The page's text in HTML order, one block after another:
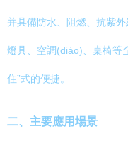
并具備防水、阻燃、抗紫
燈具、空調(diào)、桌椅等
住”式的便捷。
二、主要應用場景